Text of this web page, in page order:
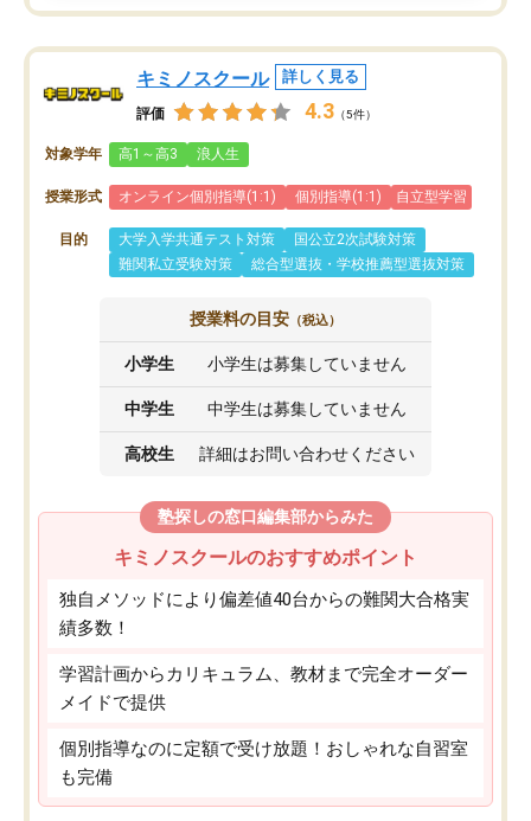
キミノスクール 詳しく見る
評価 4.3 （5件）
対象学年 高1～高3 浪人生
授業形式 オンライン個別指導(1:1) 個別指導(1:1) 自立型学習
目的 大学入学共通テスト対策
国公立2次試験対策
難関私立受験対策
総合型選抜・学校推薦型選抜対策
授業料の目安 （税込）
小学生 小学生は募集していません
中学生 中学生は募集していません
高校生 詳細はお問い合わせください
塾探しの窓口編集部からみた
キミノスクールのおすすめポイント
独自メソッドにより偏差値40台からの難関大合格実
績多数！
学習計画からカリキュラム、教材まで完全オーダー
メイドで提供
個別指導なのに定額で受け放題！おしゃれな自習室
も完備